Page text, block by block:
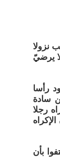
نزولا
يرضيّ
رأسا
سادة
رجلا
بأن